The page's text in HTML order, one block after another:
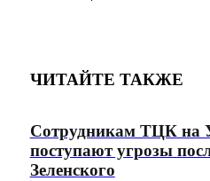
ЧИТАЙТЕ ТАКЖЕ
Сотрудникам ТЦК на
поступают угрозы
Зеленского